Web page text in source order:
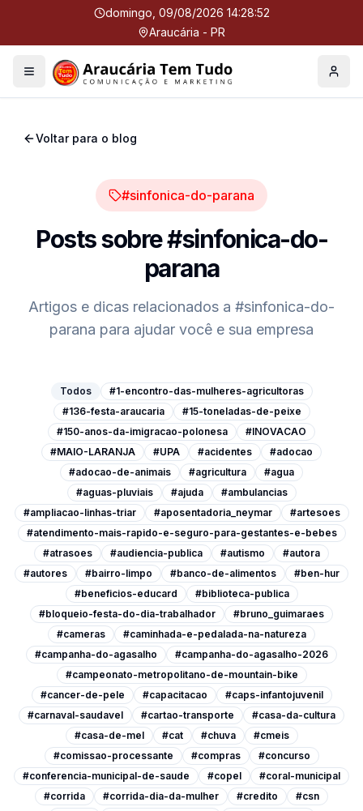
domingo, 09/08/2026 14:28:53
Araucária - PR
Menu Perfil
Voltar para o blog
#sinfonica-do-parana
Posts sobre#sinfonica-do-
parana
Artigos e dicas relacionados a #sinfonica-do-
parana para ajudar você e sua empresa
Todos
#1-encontro-das-mulheres-agricultoras
#136-festa-araucaria
#15-toneladas-de-peixe
#150-anos-da-imigracao-polonesa
#INOVACAO
#MAIO-LARANJA
#UPA #acidentes
#adocao
#adocao-de-animais
#agricultura
#agua
#aguas-pluviais
#ajuda
#ambulancias
#ampliacao-linhas-triar
#aposentadoria_neymar
#artesoes
#atendimento-mais-rapido-e-seguro-para-gestantes-e-bebes
#atrasoes
#audiencia-publica #autismo
#autora
#autores
#bairro-limpo #banco-de-alimentos
#ben-hur
#beneficios-educard
#biblioteca-publica
#bloqueio-festa-do-dia-trabalhador
#bruno_guimaraes
#cameras
#caminhada-e-pedalada-na-natureza
#campanha-do-agasalho
#campanha-do-agasalho-2026
#campeonato-metropolitano-de-mountain-bike
#cancer-de-pele
#capacitacao
#caps-infantojuvenil
#carnaval-saudavel
#cartao-transporte
#casa-da-cultura
#casa-de-mel
#cat #chuva
#cmeis
#comissao-processante
#compras
#concurso
#conferencia-municipal-de-saude
#copel
#coral-municipal
#corrida
#corrida-dia-da-mulher #credito
#csn